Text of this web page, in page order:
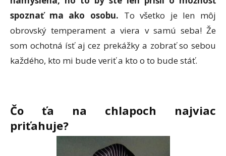
spoznať ma ako osobu. To všetko je len môj
obrovský temperament a viera v samú seba! Že
som ochotná ísť aj cez prekážky a zobrať so sebou
každého, kto mi bude veriť a kto o to bude stáť.
Čo ťa na chlapoch najviac
priťahuje?